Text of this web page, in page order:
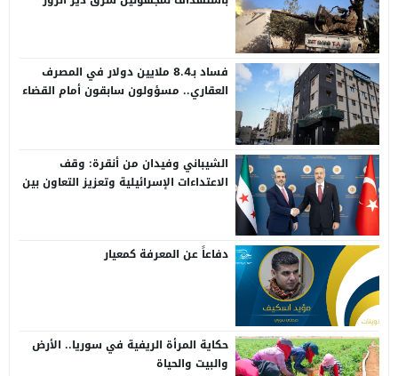
فساد بـ8.4 ملايين دولار في المصرف
العقاري.. مسؤولون سابقون أمام القضاء
الشيباني وفيدان من أنقرة: وقف
الاعتداءات الإسرائيلية وتعزيز التعاون بين
دفاعاً عن المعرفة كمعيار
حكاية المرأة الريفية في سوريا.. الأرض
والبيت والحياة